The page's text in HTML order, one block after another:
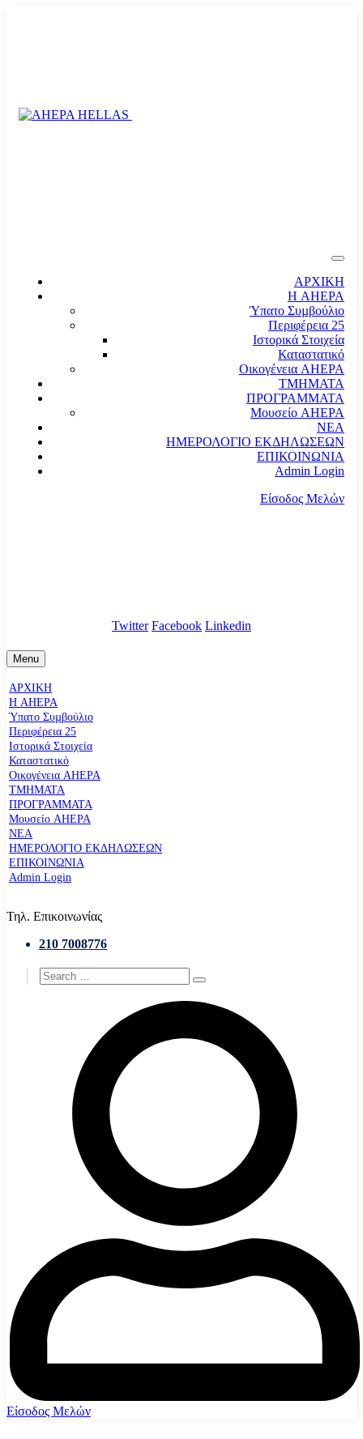
ΑΡΧΙΚΗ
Η AHEPA
Ύπατο Συµβούλιο
Περιφέρεια 25
Ιστορικά Στοιχεία
Καταστατικό
Οικογένεια AHEPA
ΤΜΗΜΑΤΑ
ΠΡΟΓΡΑΜΜΑΤΑ
Μουσείο AHEPA
ΝΕΑ
ΗΜΕΡΟΛΟΓΙΟ ΕΚΔΗΛΩΣΕΩΝ
ΕΠΙΚΟΙΝΩΝΙΑ
Admin Login
Είσοδος Μελών
Twitter Facebook Linkedin
Menu
ΑΡΧΙΚΗ
Η AHEPA
Ύπατο Συµβούλιο
Περιφέρεια 25
Ιστορικά Στοιχεία
Καταστατικό
Οικογένεια AHEPA
ΤΜΗΜΑΤΑ
ΠΡΟΓΡΑΜΜΑΤΑ
Μουσείο AHEPA
ΝΕΑ
ΗΜΕΡΟΛΟΓΙΟ ΕΚΔΗΛΩΣΕΩΝ
ΕΠΙΚΟΙΝΩΝΙΑ
Admin Login
Τηλ. Επικοινωνίας
210 7008776
Είσοδος Μελών